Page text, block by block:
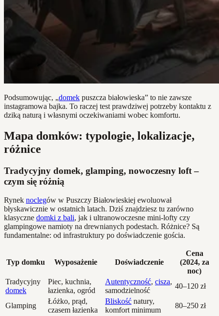
Podsumowując, „domek puszcza białowieska” to nie zawsze
instagramowa bajka. To raczej test prawdziwej potrzeby kontaktu z
dziką naturą i własnymi oczekiwaniami wobec komfortu.
Mapa domków: typologie, lokalizacje,
różnice
Tradycyjny domek, glamping, nowoczesny loft –
czym się różnią
Rynek noclegów w Puszczy Białowieskiej ewoluował
błyskawicznie w ostatnich latach. Dziś znajdziesz tu zarówno
klasyczne domki z bali, jak i ultranowoczesne mini-lofty czy
glampingowe namioty na drewnianych podestach. Różnice? Są
fundamentalne: od infrastruktury po doświadczenie gościa.
Typ domku Wyposażenie Doświadczenie
Cena
(2024, za
noc)
Tradycyjny
domek
Piec, kuchnia,
łazienka, ogród
Autentyczność, cisza,
samodzielność
40–120 zł
Glamping
Łóżko, prąd,
czasem łazienka
Bliskość natury,
komfort minimum
80–250 zł